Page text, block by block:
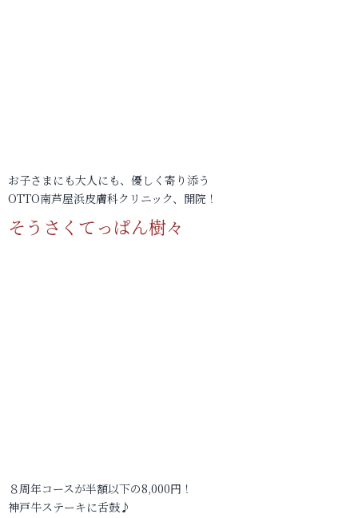
お子さまにも大人にも、優しく寄り添う
OTTO南芦屋浜皮膚科クリニック、開院！
そうさくてっぱん樹々
８周年コースが半額以下の8,000円！
神戸牛ステーキに舌鼓♪